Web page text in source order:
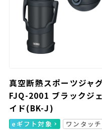
真空断熱スポーツジャ
FJQ-2001 ブラックジェ
イド(BK-J)
eギフト対象
ワンタッチ